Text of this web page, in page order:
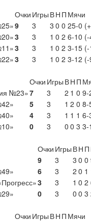
Очки Игры ВН П Мячи
9 3 3 0 0 25-0
3 3 1 0 2 6-10 (-
3 3 1 0 2 3-15 (-
3 3 1 0 2 3-12 (-
Очки Игры ВН П
№23»7 3 2 1 0 9-
5 3 1 2 0 8-
4 3 1 1 1 6-
0 3 0 0 3 3-
Очки Игры ВН П
9 3 3 0 0
6 3 2 0 1
3 3 1 0 2
0 3 0 0 3
Очки Игры ВН П Мячи